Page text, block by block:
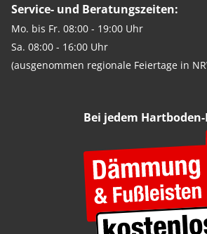
Service- und Beratungszeiten:
Mo. bis Fr. 08:00 - 19:00 Uhr
Sa. 08:00 - 16:00 Uhr
(ausgenommen regionale Feiertage in
Bei jedem